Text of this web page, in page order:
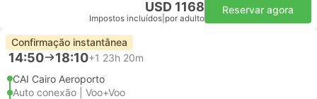
USD 1168
Impostos incluídos por adulto
Reservar agora
Confirmação instantânea
14:50 18:10+1 23h 20m
CAI Cairo Aeroporto
Auto conexão | Voo+Voo